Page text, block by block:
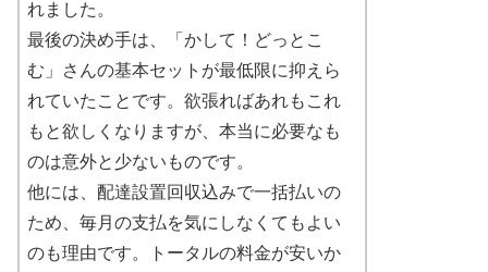
れました。
最後の決め手は、「かして！どっとこ
む」さんの基本セットが最低限に抑えら
れていたことです。欲張ればあれもこれ
もと欲しくなりますが、本当に必要なも
のは意外と少ないものです。
他には、配達設置回収込みで一括払いの
ため、毎月の支払を気にしなくてもよい
のも理由です。トータルの料金が安いか